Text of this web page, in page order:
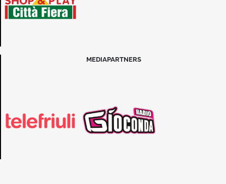
MEDIAPARTNERS